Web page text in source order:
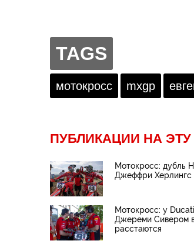
Булега снова удивил.
TAGS
мотокросс mxgp
ПУБЛИКАЦИИ НА ЭТУ
Мотокросс: дубль
Джеффри Херлингс
Мотокросс: у
Джереми Сивером
расстаются